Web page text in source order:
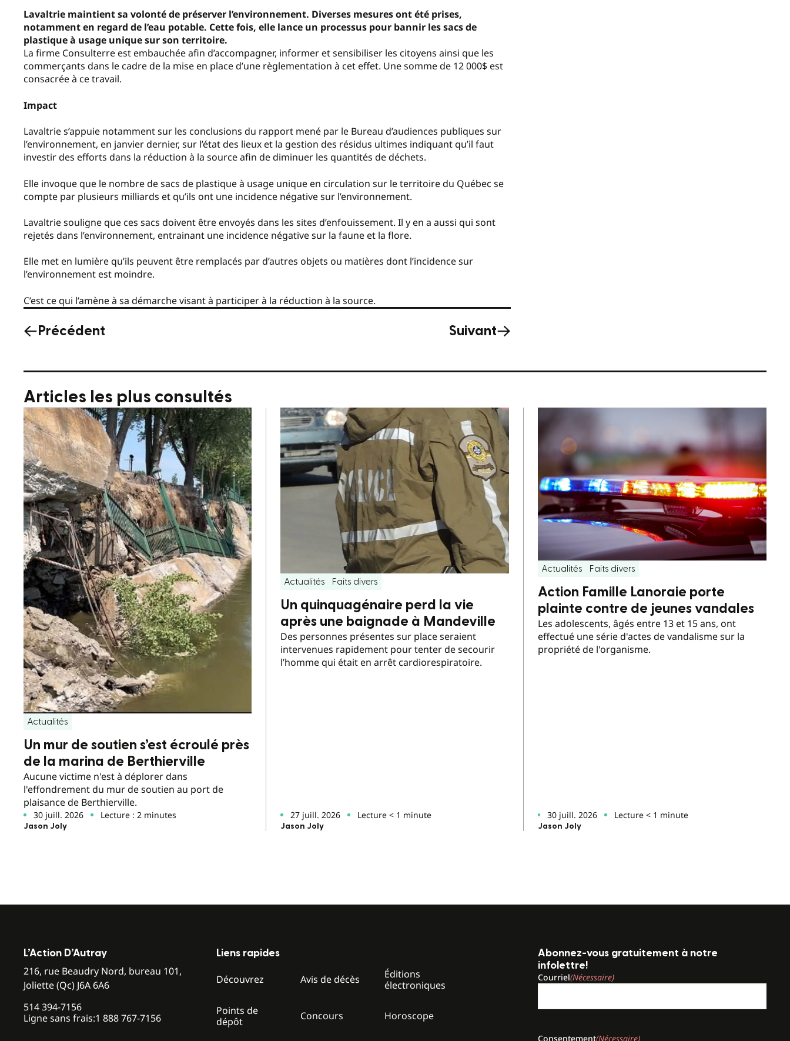
Lavaltrie maintient sa volonté de préserver l’environnement. Diverses mesures ont été prises,
notamment en regard de l’eau potable. Cette fois, elle lance un processus pour bannir les sacs de
plastique à usage unique sur son territoire.
La firme Consulterre est embauchée afin d’accompagner, informer et sensibiliser les citoyens ainsi que les
commerçants dans le cadre de la mise en place d’une règlementation à cet effet. Une somme de 12 000$ est
consacrée à ce travail.
Impact
Lavaltrie s’appuie notamment sur les conclusions du rapport mené par le Bureau d’audiences publiques sur
l’environnement, en janvier dernier, sur l’état des lieux et la gestion des résidus ultimes indiquant qu’il faut
investir des efforts dans la réduction à la source afin de diminuer les quantités de déchets.
Elle invoque que le nombre de sacs de plastique à usage unique en circulation sur le territoire du Québec se
compte par plusieurs milliards et qu’ils ont une incidence négative sur l’environnement.
Lavaltrie souligne que ces sacs doivent être envoyés dans les sites d’enfouissement. Il y en a aussi qui sont
rejetés dans l’environnement, entrainant une incidence négative sur la faune et la flore.
Elle met en lumière qu’ils peuvent être remplacés par d’autres objets ou matières dont l’incidence sur
l’environnement est moindre.
C’est ce qui l’amène à sa démarche visant à participer à la réduction à la source.
Précédent Suivant
Articles les plus consultés
Actualités
Un mur de soutien s’est écroulé près
de la marina de Berthierville
Aucune victime n'est à déplorer dans
l'effondrement du mur de soutien au port de
plaisance de Berthierville.
30 juill. 2026 Lecture : 2 minutes
Jason Joly
Actualités Faits divers
Un quinquagénaire perd la vie
après une baignade à Mandeville
Des personnes présentes sur place seraient
intervenues rapidement pour tenter de secourir
l’homme qui était en arrêt cardiorespiratoire.
27 juill. 2026 Lecture < 1 minute
Jason Joly
Actualités Faits divers
Action Famille Lanoraie porte
plainte contre de jeunes vandales
Les adolescents, âgés entre 13 et 15 ans, ont
effectué une série d'actes de vandalisme sur la
propriété de l'organisme.
30 juill. 2026 Lecture < 1 minute
Jason Joly
L’Action D’Autray
216, rue Beaudry Nord, bureau 101,
Joliette (Qc) J6A 6A6
514 394-7156
Ligne sans frais:1 888 767-7156
Liens rapides
Découvrez Avis de décès
Éditions
électroniques
Points de
dépôt
Concours Horoscope
Abonnez-vous gratuitement à notre
infolettre!
Courriel(Nécessaire)
Consentement(Nécessaire)